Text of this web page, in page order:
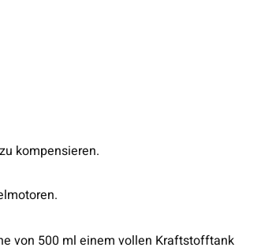
kompensieren.
von 500 ml einem vollen Kraftstofftank